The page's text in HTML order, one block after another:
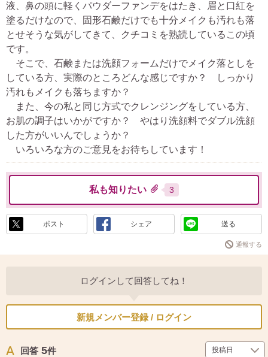
液、鼻の頭に軽くパウダーファンデをはたき、眉と口紅を
塗るだけなので、固形石鹸だけでも十分メイクも汚れも落
とせそうな気がしてきて、クチコミを熟読しているこの頃
です。
そこで、石鹸または洗顔フォームだけでメイク落としを
している方、実際のところどんな感じですか？ しっかり
汚れもメイクも落ちますか？
また、今の私と同じ方式でクレンジングをしている方、
お肌の調子はいかがですか？ やはり洗顔料でダブル洗顔
した方がいいんでしょうか？
いろいろな方のご意見をお待ちしています！
私も知りたい 3
ポスト シェア 送る
通報する
ログインして回答してね！
新規メンバー登録 / ログイン
回答 5件